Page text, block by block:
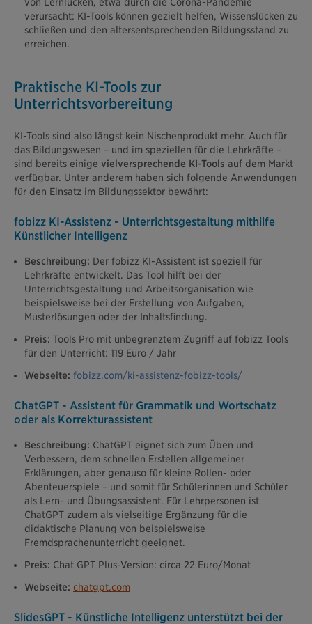
verursacht: KI-Tools können gezielt helfen, Wissenslücken zu
schließen und den altersentsprechenden Bildungsstand zu
erreichen.
Praktische KI-Tools zur
Unterrichtsvorbereitung
KI-Tools sind also längst kein Nischenprodukt mehr. Auch für
das Bildungswesen – und im speziellen für die Lehrkräfte –
sind bereits einige vielversprechende KI-Tools auf dem Markt
verfügbar. Unter anderem haben sich folgende Anwendungen
für den Einsatz im Bildungssektor bewährt:
fobizz KI-Assistenz - Unterrichtsgestaltung mithilfe
Künstlicher Intelligenz
Beschreibung: Der fobizz KI-Assistent ist speziell für
Lehrkräfte entwickelt. Das Tool hilft bei der
Unterrichtsgestaltung und Arbeitsorganisation wie
beispielsweise bei der Erstellung von Aufgaben,
Musterlösungen oder der Inhaltsfindung.
Preis: Tools Pro mit unbegrenztem Zugriff auf fobizz Tools
für den Unterricht: 119 Euro / Jahr
Webseite: fobizz.com/ki-assistenz-fobizz-tools/
ChatGPT - Assistent für Grammatik und Wortschatz
oder als Korrekturassistent
Beschreibung: ChatGPT eignet sich zum Üben und
Verbessern, dem schnellen Erstellen allgemeiner
Erklärungen, aber genauso für kleine Rollen- oder
Abenteuerspiele – und somit für Schülerinnen und Schüler
als Lern- und Übungsassistent. Für Lehrpersonen ist
ChatGPT zudem als vielseitige Ergänzung für die
didaktische Planung von beispielsweise
Fremdsprachenunterricht geeignet.
Preis: Chat GPT Plus-Version: circa 22 Euro/Monat
Webseite: chatgpt.com
SlidesGPT - Künstliche Intelligenz unterstützt bei der